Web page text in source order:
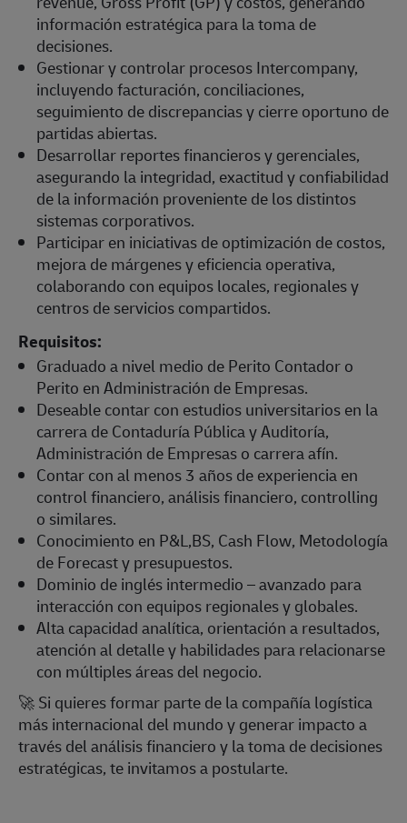
información estratégica para la toma de
decisiones.
Gestionar y controlar procesos Intercompany,
incluyendo facturación, conciliaciones,
seguimiento de discrepancias y cierre oportuno de
partidas abiertas.
Desarrollar reportes financieros y gerenciales,
asegurando la integridad, exactitud y confiabilidad
de la información proveniente de los distintos
sistemas corporativos.
Participar en iniciativas de optimización de costos,
mejora de márgenes y eficiencia operativa,
colaborando con equipos locales, regionales y
centros de servicios compartidos.
Requisitos:
Graduado a nivel medio de Perito Contador o
Perito en Administración de Empresas.
Deseable contar con estudios universitarios en la
carrera de Contaduría Pública y Auditoría,
Administración de Empresas o carrera afín.
Contar con al menos 3 años de experiencia en
control financiero, análisis financiero, controlling
o similares.
Conocimiento en P&L,BS, Cash Flow, Metodología
de Forecast y presupuestos.
Dominio de inglés intermedio – avanzado para
interacción con equipos regionales y globales.
Alta capacidad analítica, orientación a resultados,
atención al detalle y habilidades para relacionarse
con múltiples áreas del negocio.
🚀Si quieres formar parte de la compañía logística
más internacional del mundo y generar impacto a
través del análisis financiero y la toma de decisiones
estratégicas, te invitamos a postularte.